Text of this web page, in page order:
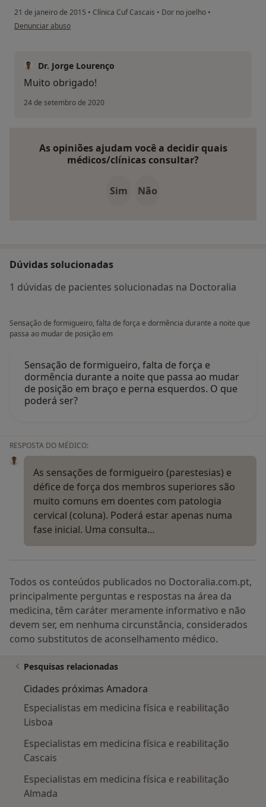
21 de janeiro de 2015 • Clínica Cuf Cascais • Dor no joelho •
na opinião do utilizador Conta eliminada
Denunciar abuso
Dr. Jorge Lourenço
Muito obrigado!
24 de setembro de 2020
As opiniões ajudam você a decidir quais
médicos/clínicas consultar?
Sim Não
Dúvidas solucionadas
1 dúvidas de pacientes solucionadas na Doctoralia
Sensação de formigueiro, falta de força e dormência durante a noite que
passa ao mudar de posição em
Sensação de formigueiro, falta de força e
dormência durante a noite que passa ao mudar
de posição em braço e perna esquerdos. O que
poderá ser?
RESPOSTA DO MÉDICO:
As sensações de formigueiro (parestesias) e
défice de força dos membros superiores são
muito comuns em doentes com patologia
cervical (coluna). Poderá estar apenas numa
fase inicial. Uma consulta…
Todos os conteúdos publicados no Doctoralia.com.pt,
principalmente perguntas e respostas na área da
medicina, têm caráter meramente informativo e não
devem ser, em nenhuma circunstância, considerados
como substitutos de aconselhamento médico.
Pesquisas relacionadas
Cidades próximas Amadora
Especialistas em medicina física e reabilitação
Lisboa
Especialistas em medicina física e reabilitação
Cascais
Especialistas em medicina física e reabilitação
Almada